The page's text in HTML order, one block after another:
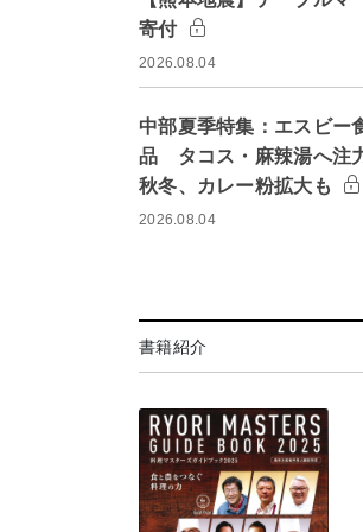
寄付
2026.08.04
中部夏季特集：エスビー
品 タコス・麻辣湯へ注
秋冬、カレー粉拡大も
2026.08.04
書籍紹介